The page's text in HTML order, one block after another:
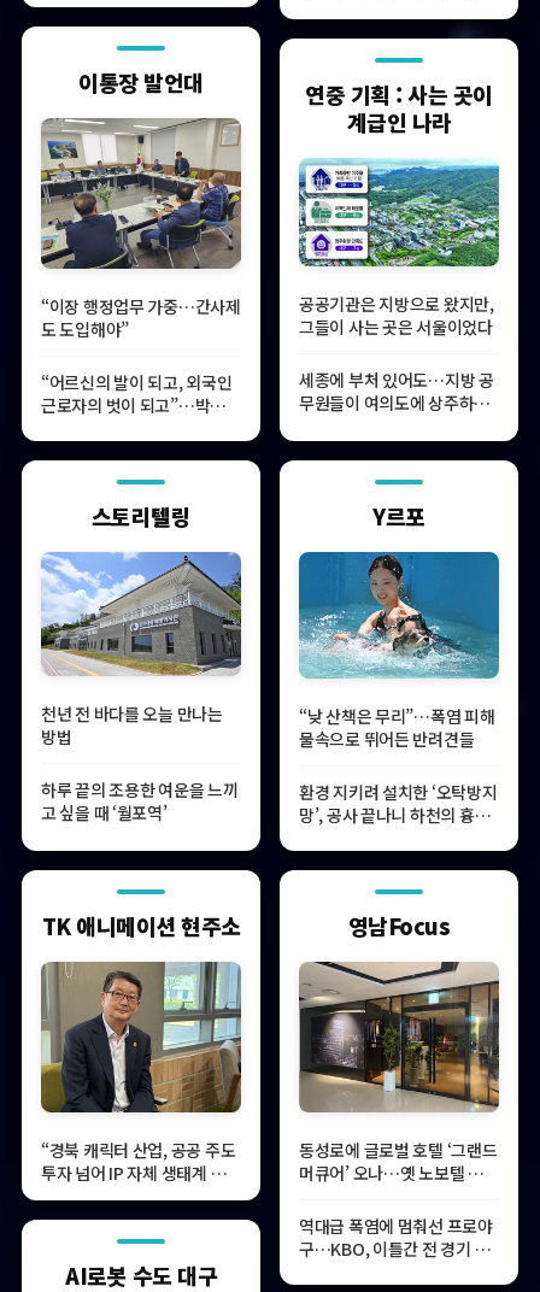
이통장 발언대
“이장 행정업무 가중…간사제
도 도입해야”
“어르신의 발이 되고, 외국인
근로자의 벗이 되고”…박상철
연중 기획 : 사는 곳이
계급인 나라
공공기관은 지방으로 왔지만,
그들이 사는 곳은 서울이었다
세종에 부처 있어도…지방 공
무원들이 여의도에 상주하는
스토리텔링
천년 전 바다를 오늘 만나는
방법
하루 끝의 조용한 여운을 느끼
고 싶을 때 ‘월포역’
Y르포
“낮 산책은 무리”…폭염 피해
물속으로 뛰어든 반려견들
환경 지키려 설치한 ‘오탁방지
망’, 공사 끝나니 하천의 흉물
TK 애니메이션 현주소
“경북 캐릭터 산업, 공공 주도
투자 넘어 IP 자체 생태계 구축
필요”
영남Focus
동성로에 글로벌 호텔 ‘그랜드
머큐어’ 오나…옛 노보텔 자리
역대급 폭염에 멈춰선 프로야
구…KBO, 이틀간 전 경기 전
AI로봇 수도 대구